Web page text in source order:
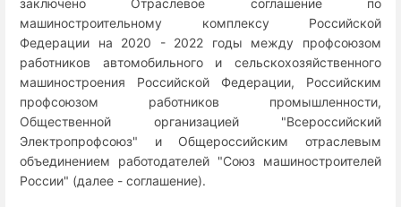
машиностроительному комплексу Российской
Федерации на 2020 - 2022 годы между профсоюзом
работников автомобильного и сельскохозяйственного
машиностроения Российской Федерации, Российским
профсоюзом работников промышленности,
Общественной организацией "Всероссийский
Электропрофсоюз" и Общероссийским отраслевым
объединением работодателей "Союз машиностроителей
России" (далее - соглашение).